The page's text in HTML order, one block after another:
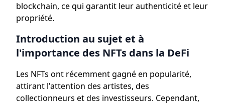
blockchain, ce qui garantit leur authenticité et leur
propriété.
Introduction au sujet et à
l'importance des NFTs dans la DeFi
Les NFTs ont récemment gagné en popularité,
attirant l'attention des artistes, des
collectionneurs et des investisseurs. Cependant,